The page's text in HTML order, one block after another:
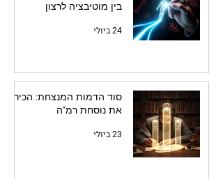
בין מוטיבציה לרצון
24 ביולי
סוד הדמות המנצחת: הכירו
את נוסחת רמ"ה
23 ביולי